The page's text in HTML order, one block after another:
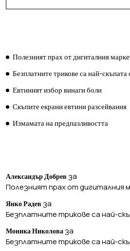
Полезният прах от дигиталния
Безплатните трикове са най-скъпата
Евтиният избор винаги боли
Скъпите екрани евтини разсейвания
Измамата на предпазливостта
Александър Добрев за
Полезният прах от дигиталния
Янко Радев за
Безплатните трикове са най-
Моника Николова за
Безплатните трикове са най-